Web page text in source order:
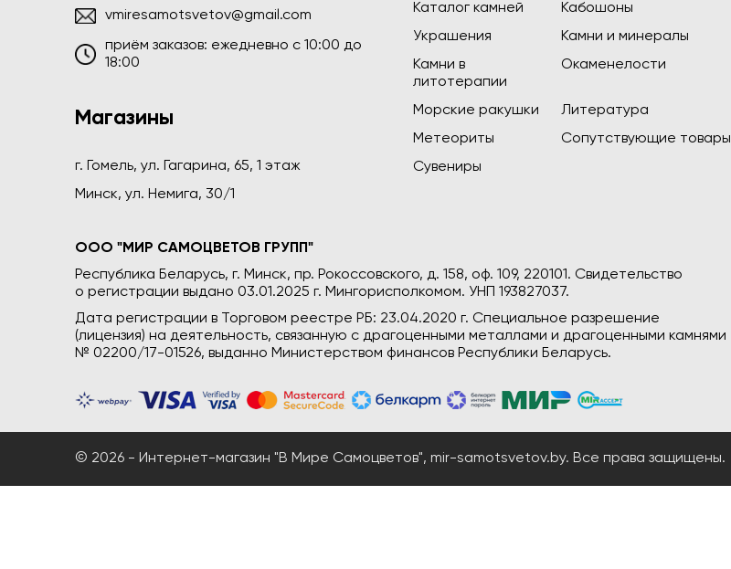
vmiresamotsvetov@gmail.com
приём заказов: ежедневно c 10:00 до
18:00
Магазины
г. Гомель, ул. Гагарина, 65, 1 этаж
Минск, ул. Немига, 30/1
Каталог камней
Кабошоны
Украшения
Камни и минералы
Камни в
литотерапии
Окаменелости
Морские ракушки
Литература
Метеориты
Сопутствующие товары
Сувениры
ООО "МИР САМОЦВЕТОВ ГРУПП"
Республика Беларусь, г. Минск, пр. Рокоссовского, д. 158, оф. 109, 220101. Свидетельство
о регистрации выдано 03.01.2025 г. Мингорисполкомом. УНП 193827037.
Дата регистрации в Торговом реестре РБ: 23.04.2020 г. Специальное разрешение
(лицензия) на деятельность, связанную с драгоценными металлами и драгоценными камнями
№ 02200/17-01526, выданно Министерством финансов Республики Беларусь.
© 2026 - Интернет-магазин "В Мире Самоцветов", mir-samotsvetov.by. Все права защищены.